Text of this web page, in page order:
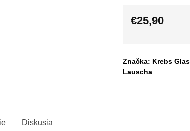
€25,90
Značka: Krebs Glas
Lauscha
Diskusia